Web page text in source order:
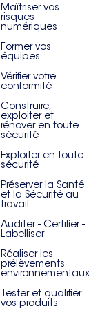
Maîtriser vos
risques
numériques
Former vos
équipes
Vérifier votre
conformité
Construire,
exploiter et
rénover en toute
sécurité
Exploiter en toute
sécurité
Préserver la Santé
et la Sécurité au
travail
Auditer - Certifier -
Labelliser
Réaliser les
prélèvements
environnementaux
Tester et qualifier
vos produits